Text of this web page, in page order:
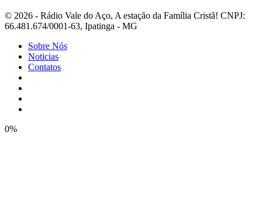
© 2026 - Rádio Vale do Aço, A estação da Família Cristã! CNPJ:
66.481.674/0001-63, Ipatinga - MG
Sobre Nós
Noticias
Contatos
0%